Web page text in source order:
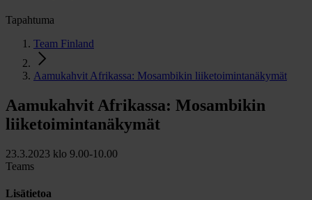
Tapahtuma
Team Finland
Aamukahvit Afrikassa: Mosambikin liiketoimintanäkymät
Aamukahvit Afrikassa: Mosambikin
liiketoimintanäkymät
23.3.2023 klo 9.00-10.00
Teams
Lisätietoa